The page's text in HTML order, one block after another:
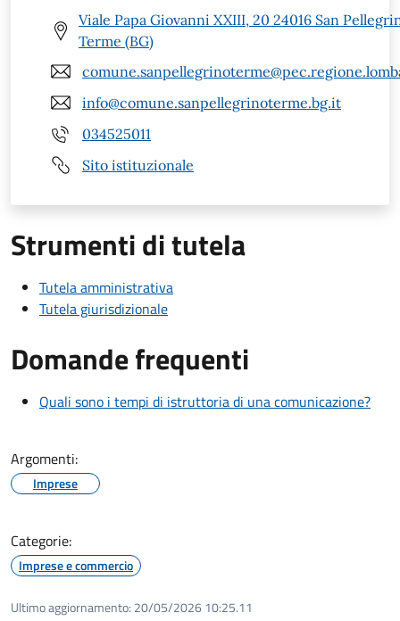
Viale Papa Giovanni XXIII, 20 24016 San
Terme (BG)
info@comune.sanpellegrinoterme.bg.it
034525011
Sito istituzionale
Strumenti di tutela
Tutela amministrativa
Tutela giurisdizionale
Domande frequenti
Quali sono i tempi di istruttoria di una comunicazione?
Argomenti:
Imprese
Categorie:
Imprese e commercio
Ultimo aggiornamento: 20/05/2026 10:25.11